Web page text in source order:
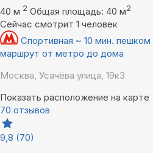
40 м 2 Общая площадь: 40 м2
Сейчас смотрит 1 человек
Спортивная ~ 10 мин. пешком
маршрут от метро до дома
Москва, Усачёва улица, 19к3
Показать расположение на карте
70 отзывов
9,8 (70)